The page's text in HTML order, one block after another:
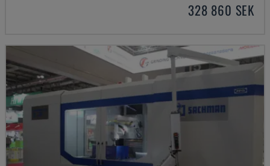
328 860 SEK